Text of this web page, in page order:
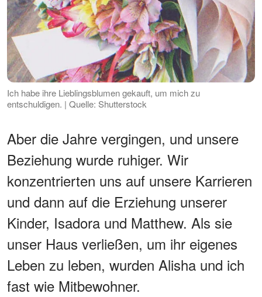
Ich habe ihre Lieblingsblumen gekauft, um mich zu
entschuldigen. | Quelle: Shutterstock
Aber die Jahre vergingen, und unsere
Beziehung wurde ruhiger. Wir
konzentrierten uns auf unsere Karrieren
und dann auf die Erziehung unserer
Kinder, Isadora und Matthew. Als sie
unser Haus verließen, um ihr eigenes
Leben zu leben, wurden Alisha und ich
fast wie Mitbewohner.